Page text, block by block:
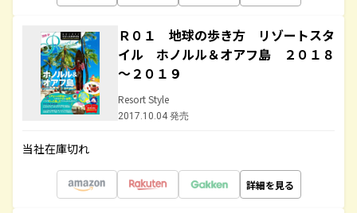
Ｒ０１ 地球の歩き方 リゾートスタ
イル ホノルル＆オアフ島 ２０１８
～２０１９
Resort Style
2017.10.04 発売
当社在庫切れ
詳細を見る